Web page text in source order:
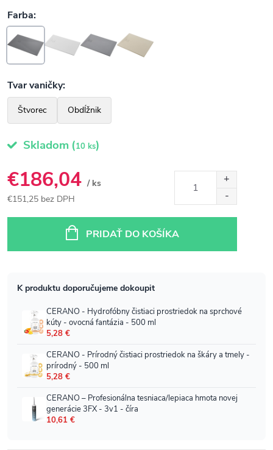
Skladom (10 ks)
€186,04 / ks
€151,25 bez DPH
PRIDAŤ DO KOŠÍKA